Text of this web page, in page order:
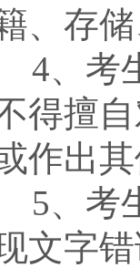
、存
4、考
得擅
作出
5、考
文字